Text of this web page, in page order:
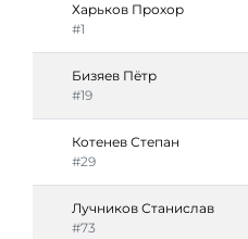
Харьков Прохор
#1
Бизяев Пётр
#19
Котенев Степан
#29
Лучников Станислав
#73